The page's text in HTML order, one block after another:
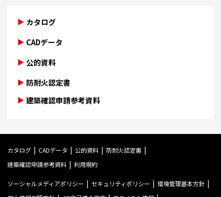
カタログ
CADデータ
公的資料
防耐火認定書
建築確認申請参考資料
カタログ CADデータ 公的資料
防耐火認定書
建築確認申請参考資料
利用規約
ソーシャルメディアポリシー セキュリティポリシー
環境管理基本方針